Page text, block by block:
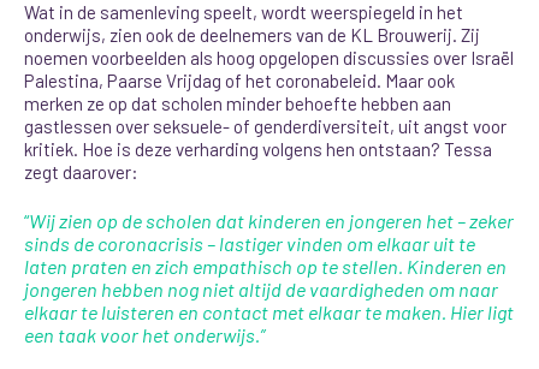
Wat in de samenleving speelt, wordt weerspiegeld in het
onderwijs, zien ook de deelnemers van de KL Brouwerij. Zij
noemen voorbeelden als hoog opgelopen discussies over Israël
Palestina, Paarse Vrijdag of het coronabeleid. Maar ook
merken ze op dat scholen minder behoefte hebben aan
gastlessen over seksuele- of genderdiversiteit, uit angst voor
kritiek. Hoe is deze verharding volgens hen ontstaan? Tessa
zegt daarover:
“Wij zien op de scholen dat kinderen en jongeren het – zeker
sinds de coronacrisis – lastiger vinden om elkaar uit te
laten praten en zich empathisch op te stellen. Kinderen en
jongeren hebben nog niet altijd de vaardigheden om naar
elkaar te luisteren en contact met elkaar te maken. Hier ligt
een taak voor het onderwijs.”